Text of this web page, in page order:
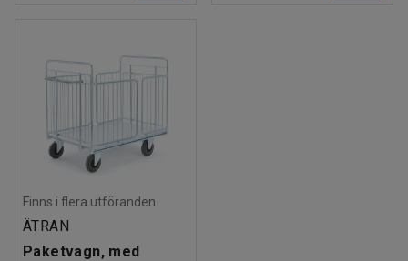
Finns i flera utföranden
ÄTRAN
Paketvagn, med